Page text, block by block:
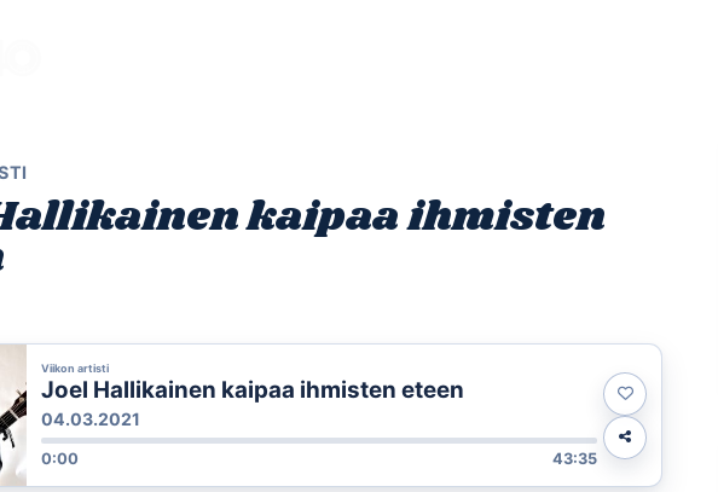
kaipaa ihmisten
Viikon artisti
Joel Hallikainen kaipaa ihmisten eteen
04.03.2021
0:00 43:35